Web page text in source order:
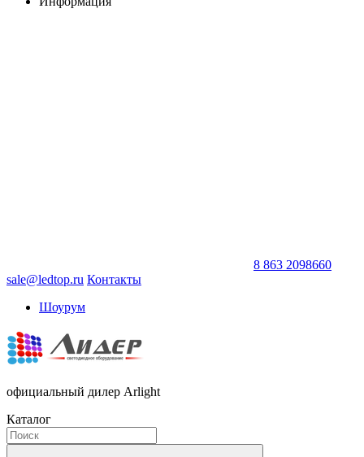
8 863 2098660
sale@ledtop.ru Контакты
Шоурум
официальный дилер Arlight
Каталог